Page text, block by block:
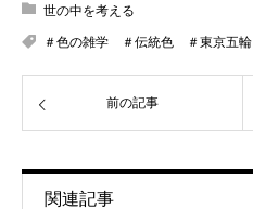
世の中を考える
＃色の雑学 ＃伝統色 ＃東京五輪
前の記事
関連記事